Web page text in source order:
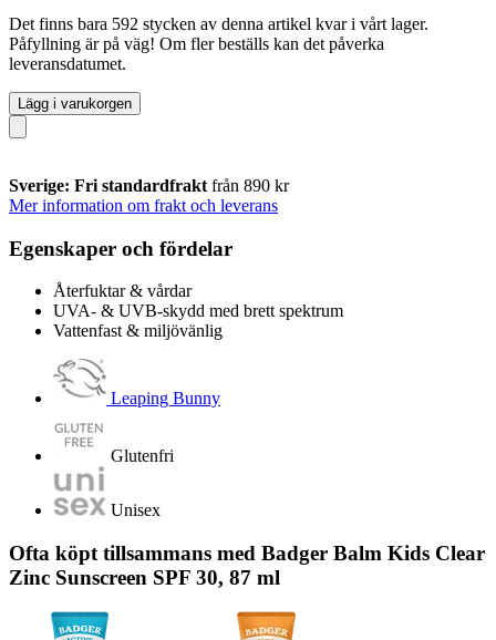
Det finns bara 592 stycken av denna artikel kvar i vårt lager.
Påfyllning är på väg! Om fler beställs kan det påverka
leveransdatumet.
Lägg i varukorgen
Sverige: Fri standardfrakt från 890 kr
Mer information om frakt och leverans
Egenskaper och fördelar
Återfuktar & vårdar
UVA- & UVB-skydd med brett spektrum
Vattenfast & miljövänlig
Leaping Bunny
Glutenfri
Unisex
Ofta köpt tillsammans med Badger Balm Kids Clear
Zinc Sunscreen SPF 30, 87 ml